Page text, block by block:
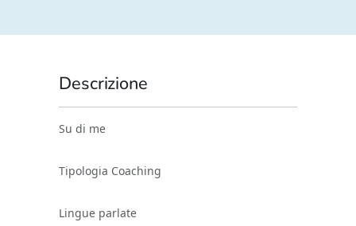
Descrizione
Su di me
Tipologia Coaching
Lingue parlate